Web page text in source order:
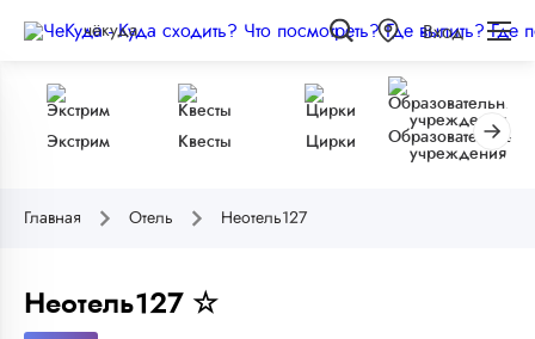
чёкуда Вход
Экстрим Квесты Цирки
Образовательные
учреждения
Главная Отель Неотель127
Неотель127 ☆